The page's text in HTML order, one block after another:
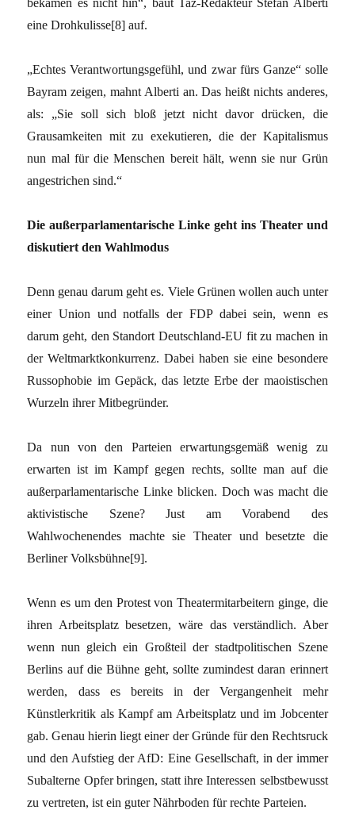
eine Drohkulisse[8] auf.
„Echtes Verantwortungsgefühl, und zwar fürs Ganze“ solle
Bayram zeigen, mahnt Alberti an. Das heißt nichts anderes,
als: „Sie soll sich bloß jetzt nicht davor drücken, die
Grausamkeiten mit zu exekutieren, die der Kapitalismus
nun mal für die Menschen bereit hält, wenn sie nur Grün
angestrichen sind.“
Die außerparlamentarische Linke geht ins Theater und
diskutiert den Wahlmodus
Denn genau darum geht es. Viele Grünen wollen auch unter
einer Union und notfalls der FDP dabei sein, wenn es
darum geht, den Standort Deutschland-EU fit zu machen in
der Weltmarktkonkurrenz. Dabei haben sie eine besondere
Russophobie im Gepäck, das letzte Erbe der maoistischen
Wurzeln ihrer Mitbegründer.
Da nun von den Parteien erwartungsgemäß wenig zu
erwarten ist im Kampf gegen rechts, sollte man auf die
außerparlamentarische Linke blicken. Doch was macht die
aktivistische Szene? Just am Vorabend des
Wahlwochenendes machte sie Theater und besetzte die
Berliner Volksbühne[9].
Wenn es um den Protest von Theatermitarbeitern ginge, die
ihren Arbeitsplatz besetzen, wäre das verständlich. Aber
wenn nun gleich ein Großteil der stadtpolitischen Szene
Berlins auf die Bühne geht, sollte zumindest daran erinnert
werden, dass es bereits in der Vergangenheit mehr
Künstlerkritik als Kampf am Arbeitsplatz und im Jobcenter
gab. Genau hierin liegt einer der Gründe für den Rechtsruck
und den Aufstieg der AfD: Eine Gesellschaft, in der immer
Subalterne Opfer bringen, statt ihre Interessen selbstbewusst
zu vertreten, ist ein guter Nährboden für rechte Parteien.